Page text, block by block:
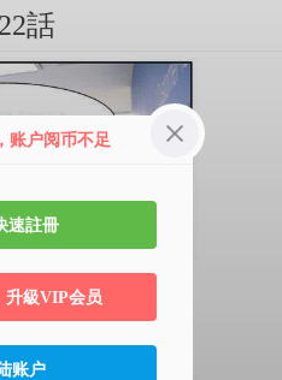
話
账户阅币不足
速註冊
升級VIP会员
账户